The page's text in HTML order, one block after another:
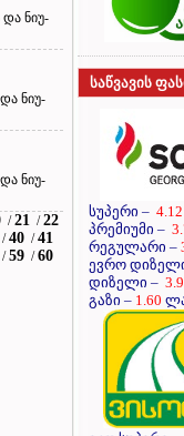
ნიუ-
ნიუ-
ნიუ-
/ 21 / 22
/ 40 / 41
/ 59 / 60
საწვავის
სუპერი – 4.12
პრემიუმი –
რეგულარი –
ევრო
დიზელი –
გაზი – 1.60